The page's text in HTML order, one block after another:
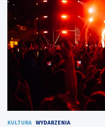
o
m
e
s
z
KULTURA WYDARZENIA